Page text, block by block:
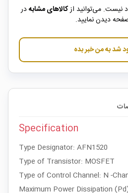
نیست. می‌توانید ازکالاهای مشابهدر
دیدن نمایید.
شد به من خبر بده
Specification
Type Designator: AFN1520
Type of Transistor: MOSFET
Type of Control Channel: N -
Maximum Power Dissipation